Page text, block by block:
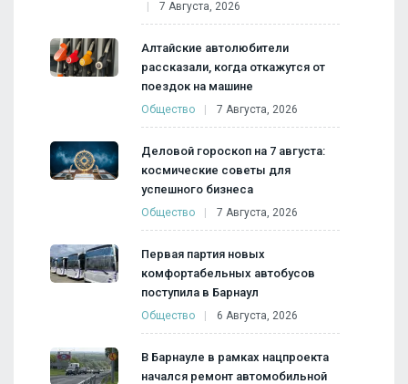
7 Августа, 2026
Алтайские автолюбители
рассказали, когда откажутся от
поездок на машине
Общество 7 Августа, 2026
Деловой гороскоп на 7 августа:
космические советы для
успешного бизнеса
Общество 7 Августа, 2026
Первая партия новых
комфортабельных автобусов
поступила в Барнаул
Общество 6 Августа, 2026
В Барнауле в рамках нацпроекта
начался ремонт автомобильной